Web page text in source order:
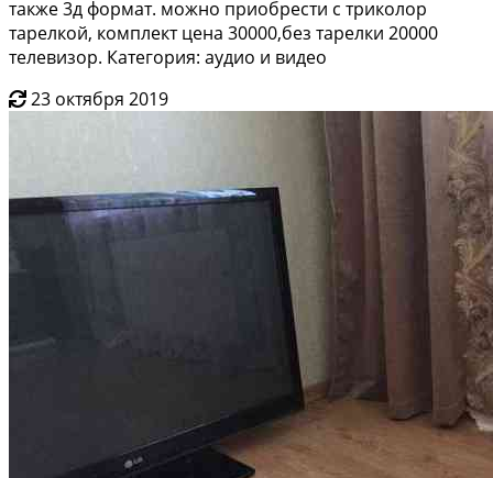
также 3д формат. можно приобрести с триколор
тарелкой, комплект цена 30000,без тарелки 20000
телевизор. Категория: аудио и видео
23 октября 2019